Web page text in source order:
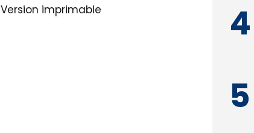
Version imprimable